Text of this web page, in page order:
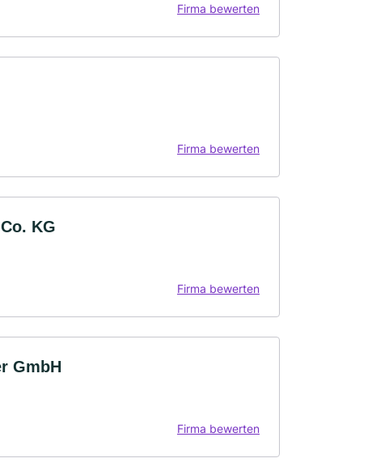
Firma bewerten
Firma bewerten
KG
Firma bewerten
GmbH
Firma bewerten